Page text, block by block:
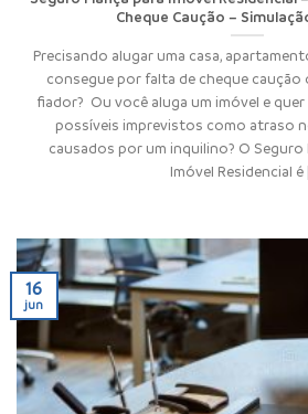
Cheque Caução –
Precisando alugar uma casa,
consegue por falta de cheque caução
fiador? Ou você aluga um imóvel e
possíveis imprevistos como atraso
causados por um inquilino? O Seguro
Imóvel Residencial é
16
jun